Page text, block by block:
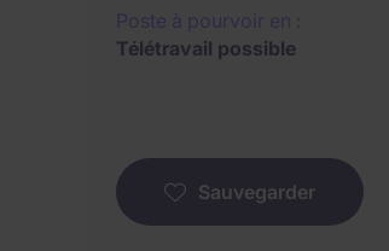
Télétravail possible
Sauvegarder